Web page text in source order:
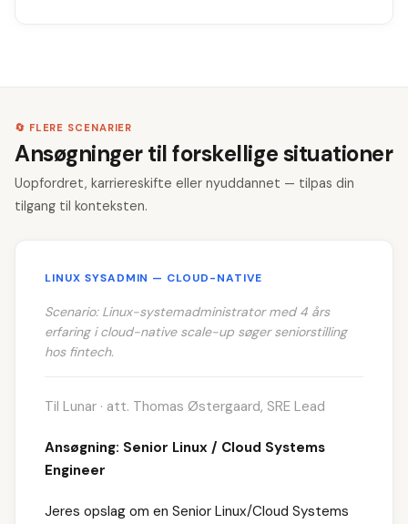
🔄 FLERE SCENARIER
Ansøgninger til forskellige situationer
Uopfordret, karriereskifte eller nyuddannet — tilpas din
tilgang til konteksten.
LINUX SYSADMIN — CLOUD-NATIVE
Scenario: Linux-systemadministrator med 4 års
erfaring i cloud-native scale-up søger seniorstilling
hos fintech.
Til Lunar · att. Thomas Østergaard, SRE Lead
Ansøgning: Senior Linux / Cloud Systems
Engineer
Jeres opslag om en Senior Linux/Cloud Systems